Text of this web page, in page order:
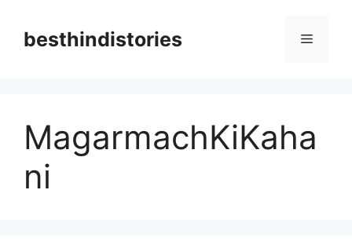
contentbesthindistories Menu
MagarmachKiKaha
ni